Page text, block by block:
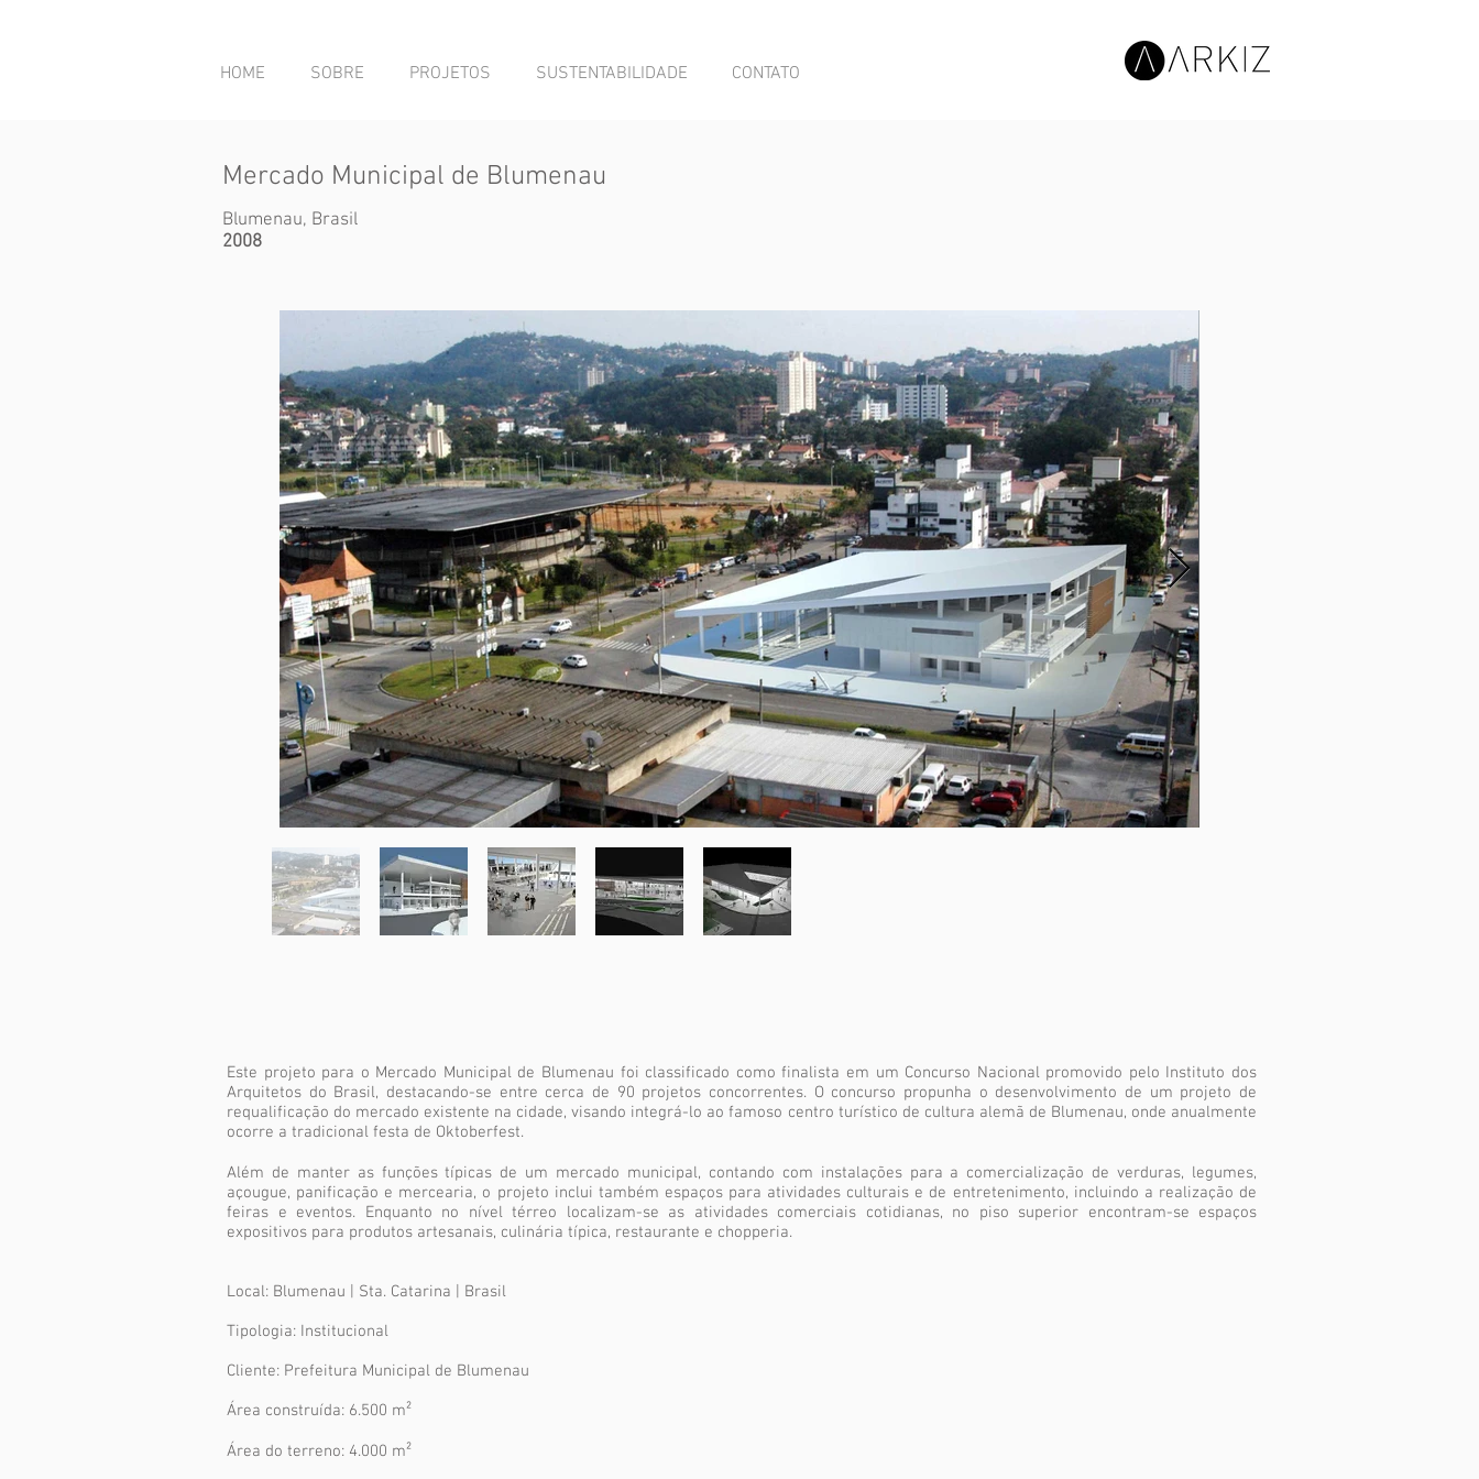
HOME SOBRE PROJETOS SUSTENTABILIDADE CONTATO
Mercado Municipal de Blumenau
Blumenau, Brasil
2008
Este projeto para o Mercado Municipal de Blumenau foi classificado como finalista em um Concurso Nacional promovido pelo Instituto dos
Arquitetos do Brasil, destacando-se entre cerca de 90 projetos concorrentes. O concurso propunha o desenvolvimento de um projeto de
requalificação do mercado existente na cidade, visando integrá-lo ao famoso centro turístico de cultura alemã de Blumenau, onde anualmente
ocorre a tradicional festa de Oktoberfest.
Além de manter as funções típicas de um mercado municipal, contando com instalações para a comercialização de verduras, legumes,
açougue, panificação e mercearia, o projeto inclui também espaços para atividades culturais e de entretenimento, incluindo a realização de
feiras e eventos. Enquanto no nível térreo localizam-se as atividades comerciais cotidianas, no piso superior encontram-se espaços
expositivos para produtos artesanais, culinária típica, restaurante e chopperia.
Local: Blumenau | Sta. Catarina | Brasil
Tipologia: Institucional
Cliente: Prefeitura Municipal de Blumenau
Área construída: 6.500 m²
Área do terreno: 4.000 m²